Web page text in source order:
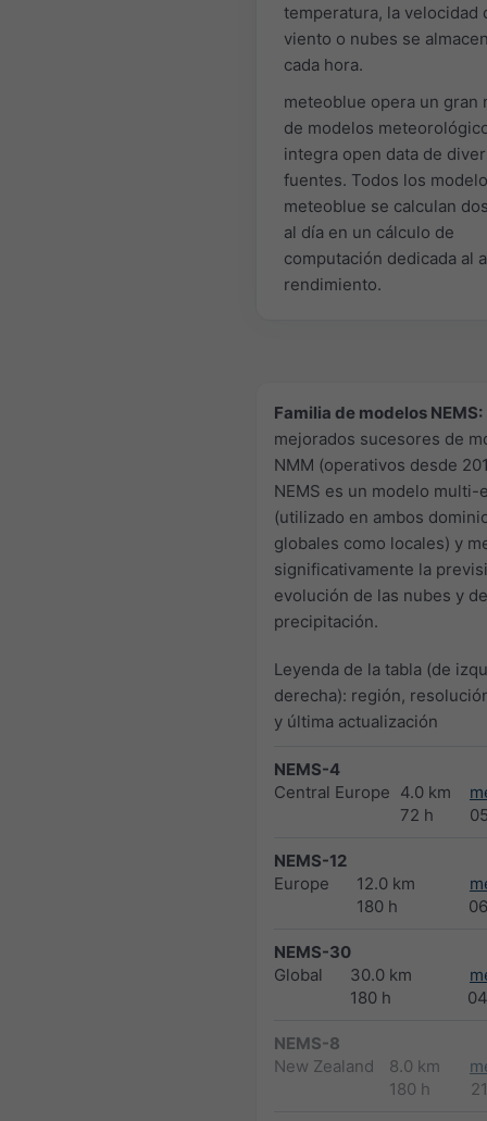
temperatura, la velocidad
viento o nubes se
cada hora.
meteoblue opera un gran
de modelos
integra open data de
fuentes. Todos los
meteoblue se calculan
al día en un cálculo de
computación dedicada al
rendimiento.
Familia de modelos NEMS:
mejorados sucesores de
NMM (operativos desde
NEMS es un modelo multi-
(utilizado en ambos
globales como locales) y
significativamente la
evolución de las nubes y
precipitación.
Leyenda de la tabla (de
derecha): región,
y última actualización
NEMS-4
Central Europe 4.0 km
72 h
NEMS-12
Europe
12.0 km
180 h
NEMS-30
Global
30.0 km
180 h
NEMS-8
New Zealand
8.0 km
180 h